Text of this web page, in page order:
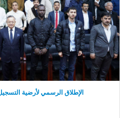
الإطلاق الرسمي لأرضية التسجيل